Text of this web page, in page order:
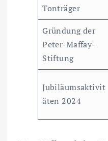
Tonträger
Gründung der
Peter-Maffay-
Stiftung
Jubiläumsaktivit
äten 2024